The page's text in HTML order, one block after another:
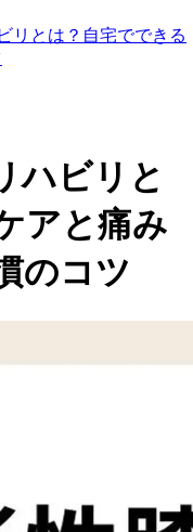
リとは？自宅でできる
ハビリと
アと痛み
のコツ